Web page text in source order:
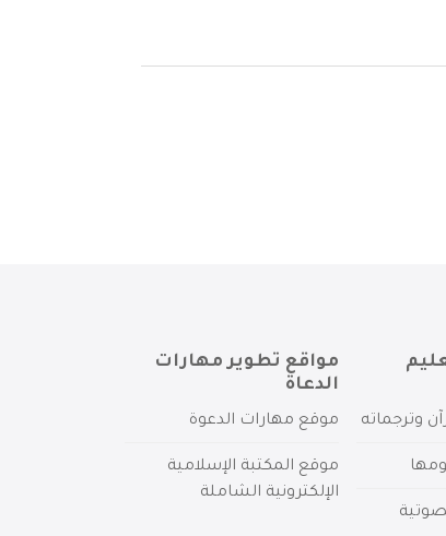
وترجماته
مواقع تطوير مهارات
الدعاة
موقع مهارات الدعوة
موقع المكتبة الإسلامية
الإلكترونية الشاملة